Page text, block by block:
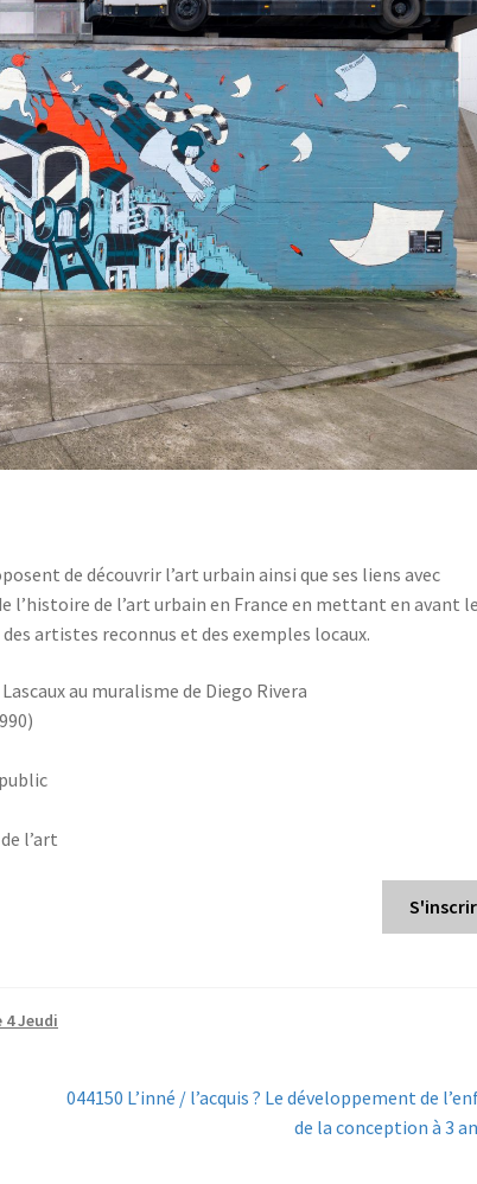
de découvrir l’art urbain ainsi que ses liens avec
l’histoire de l’art urbain en France en mettant en avant
artistes reconnus et des exemples locaux.
au muralisme de Diego Rivera
l’art
4 Jeudi
Next
044150 L’inné / l’acquis ? Le développement de
de la conception à 3